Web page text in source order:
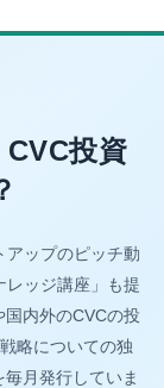
投資
アップのピッチ動
レッジ講座」も提
内外のCVCの投
略についての独
月発行していま